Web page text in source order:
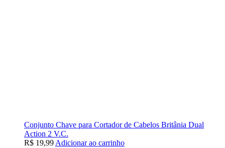
Conjunto Chave para Cortador de Cabelos Britânia Dual
Action 2 V.C.
R$ 19,99Adicionar ao carrinho